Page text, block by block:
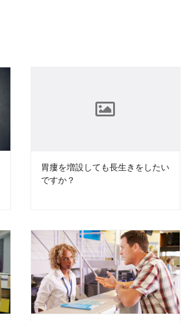
胃瘻を増設しても長生きをしたい
ですか？